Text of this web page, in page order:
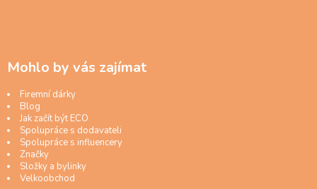
Mohlo by vás zajímat
Firemní dárky
Blog
Jak začít být ECO
Spolupráce s dodavateli
Spolupráce s influencery
Značky
Složky a bylinky
Velkoobchod